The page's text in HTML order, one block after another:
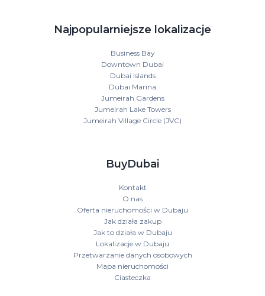
Najpopularniejsze lokalizacje
Business Bay
Downtown Dubai
Dubai Islands
Dubai Marina
Jumeirah Gardens
Jumeirah Lake Towers
Jumeirah Village Circle (JVC)
BuyDubai
Kontakt
O nas
Oferta nieruchomości w Dubaju
Jak działa zakup
Jak to działa w Dubaju
Lokalizacje w Dubaju
Przetwarzanie danych osobowych
Mapa nieruchomości
Ciasteczka